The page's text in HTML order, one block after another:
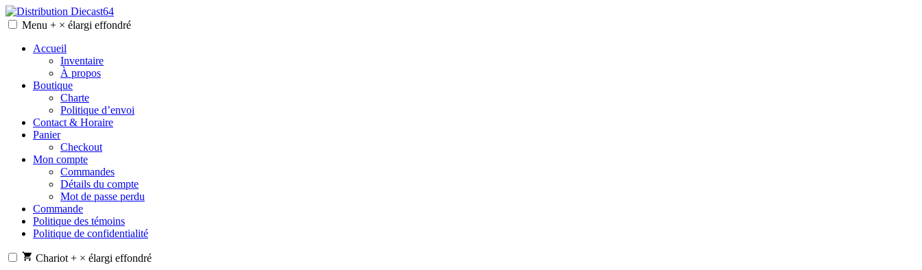
Skip
to
Distribution Diecast64
Une passion, un mode de vie.
Menu + × élargi effondré
Accueil
Inventaire
À propos
Boutique
Charte
Politique d’envoi
Contact & Horaire
Panier
Checkout
Mon compte
Commandes
Détails du compte
Mot de passe perdu
Commande
Politique des témoins
Politique de confidentialité
Chariot + × élargi effondré